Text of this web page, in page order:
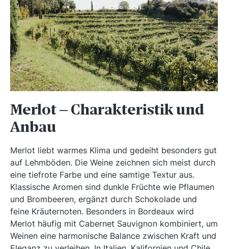
Merlot – Charakteristik und
Anbau
Merlot liebt warmes Klima und gedeiht besonders gut
auf Lehmböden. Die Weine zeichnen sich meist durch
eine tiefrote Farbe und eine samtige Textur aus.
Klassische Aromen sind dunkle Früchte wie Pflaumen
und Brombeeren, ergänzt durch Schokolade und
feine Kräuternoten. Besonders in Bordeaux wird
Merlot häufig mit Cabernet Sauvignon kombiniert, um
Weinen eine harmonische Balance zwischen Kraft und